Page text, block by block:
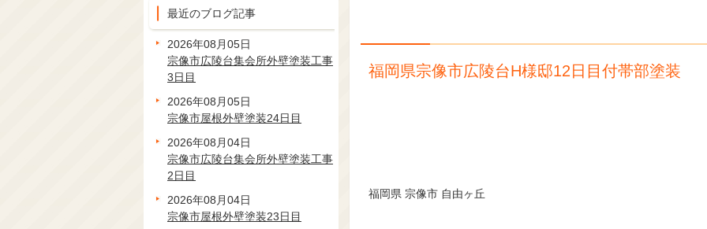
福岡県宗像市広陵台H様邸12日目付帯部塗装
福岡県 宗像市 自由ヶ丘
最近のブログ記事
2026年08月05日
宗像市広陵台集会所外壁塗装工事
3日目
2026年08月05日
宗像市屋根外壁塗装24日目
2026年08月04日
宗像市広陵台集会所外壁塗装工事
2日目
2026年08月04日
宗像市屋根外壁塗装23日目